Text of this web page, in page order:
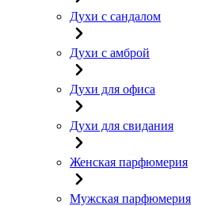
Духи с сандалом
Духи с амброй
Духи для офиса
Духи для свидания
Женская парфюмерия
Мужская парфюмерия